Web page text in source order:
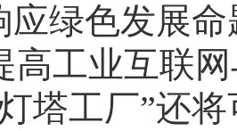
应绿色发展
高工业互联
塔工厂”还